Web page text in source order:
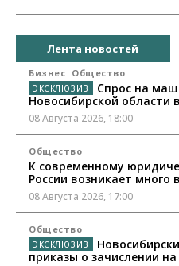
Лента новостей
Бизнес Общество
Спрос на
Новосибирской области
08 Августа 2026, 18:00
Общество
К современному
России возникает много
08 Августа 2026, 17:00
Общество
приказы о зачислении